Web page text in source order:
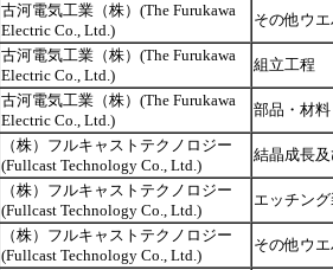
古河電気工業（株）(The Furukawa
Electric Co., Ltd.)
その他ウ
古河電気工業（株）(The Furukawa
Electric Co., Ltd.)
組立工程
古河電気工業（株）(The Furukawa
Electric Co., Ltd.)
部品・材
（株）フルキャストテクノロジー
(Fullcast Technology Co., Ltd.)
結晶成長
（株）フルキャストテクノロジー
(Fullcast Technology Co., Ltd.)
エッチン
（株）フルキャストテクノロジー
(Fullcast Technology Co., Ltd.)
その他ウ